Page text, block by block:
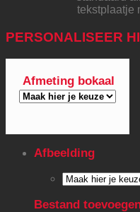
tekstplaatje
PERSONALISEER
Afmeting bokaal
Afbeelding
Bestand